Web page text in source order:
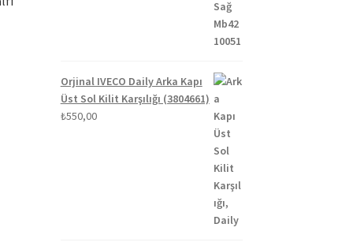
Orjinal IVECO Daily Arka Kapı
Üst Sol Kilit Karşılığı (3804661)
₺550,00